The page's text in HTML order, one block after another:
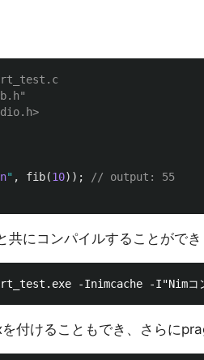
" , fib(10));
// output: 55
共にコンパイルすることができ
付けることもでき、さらに